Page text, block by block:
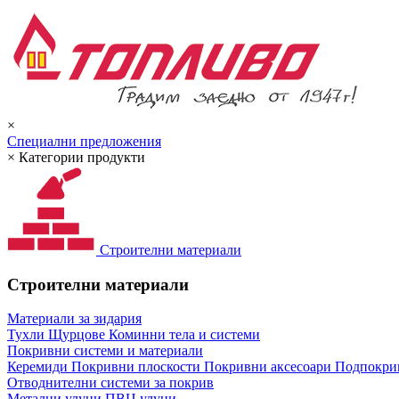
×
Специални предложения
× Категории продукти
Строителни материали
Строителни материали
Материали за зидария
Тухли Щурцове Коминни тела и системи
Покривни системи и материали
Керемиди Покривни плоскости Покривни аксесоари
Отводнителни системи за покрив